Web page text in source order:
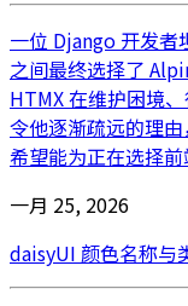
一位 Django 开发者
之间最终选择了
HTMX 在维护困境
令他逐渐疏远的理
希望能为正在选择前
一月 25, 2026
daisyUI 颜色名称与